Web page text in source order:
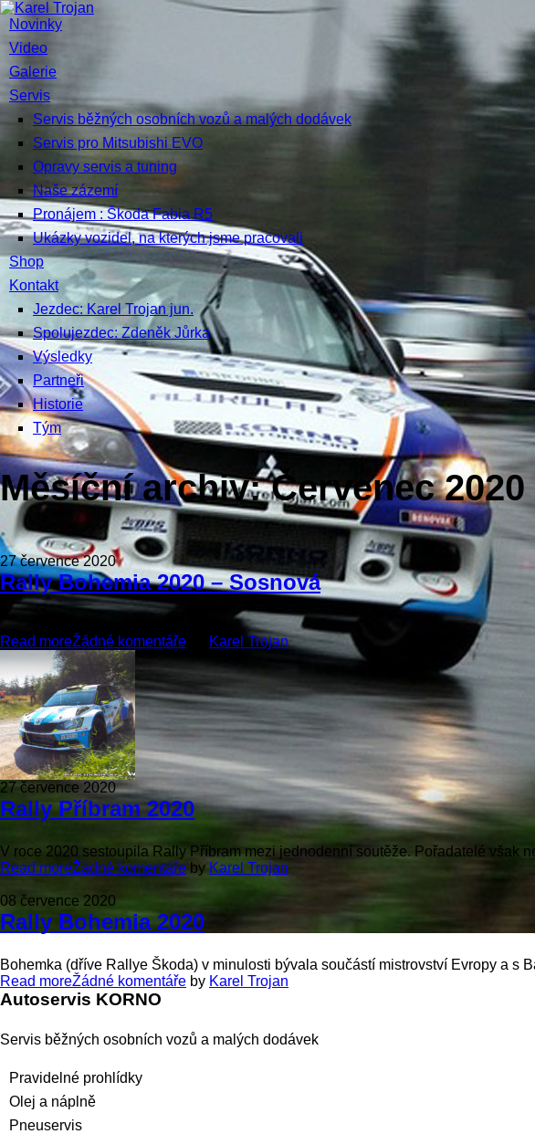
Novinky
Video
Galerie
Servis
Servis běžných osobních vozů a malých dodávek
Servis pro Mitsubishi EVO
Opravy servis a tuning
Naše zázemí
Pronájem : Škoda Fabia R5
Ukázky vozidel, na kterých jsme pracovali
Shop
Kontakt
Jezdec: Karel Trojan jun.
Spolujezdec: Zdeněk Jůrka
Výsledky
Partneři
Historie
Tým
Měsíční archiv:Červenec 2020
27 července 2020
Rally Bohemia 2020 – Sosnová
Read moreŽádné komentáře Karel Trojan
27 července 2020
Rally Příbram 2020
V roce 2020 sestoupila Rally Příbram mezi jednodenní soutěže. Pořadatelé však
Read moreŽádné komentáře by Karel Trojan
08 července 2020
Rally Bohemia 2020
Bohemka (dříve Rallye Škoda) v minulosti bývala součástí mistrovství Evropy a s
Read moreŽádné komentáře by Karel Trojan
Autoservis KORNO
Servis běžných osobních vozů a malých dodávek
Pravidelné prohlídky
Olej a náplně
Pneuservis